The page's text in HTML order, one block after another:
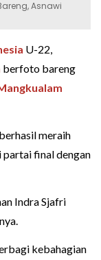
Asnawi
U-22,
berfoto bareng
meraih
partai final dengan
Indra Sjafri
kebahagian